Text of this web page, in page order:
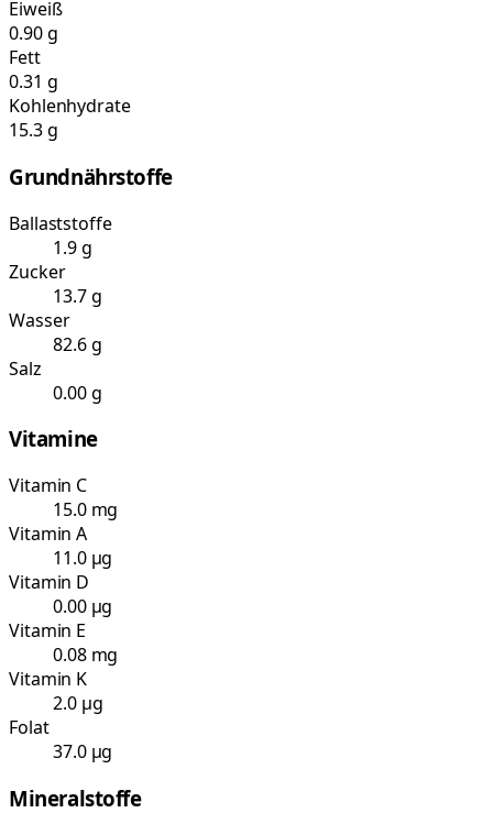
Eiweiß
0.90 g
Fett
0.31 g
Kohlenhydrate
15.3 g
Grundnährstoffe
Ballaststoffe
1.9 g
Zucker
13.7 g
Wasser
82.6 g
Salz
0.00 g
Vitamine
Vitamin C
15.0 mg
Vitamin A
11.0 µg
Vitamin D
0.00 µg
Vitamin E
0.08 mg
Vitamin K
2.0 µg
Folat
37.0 µg
Mineralstoffe